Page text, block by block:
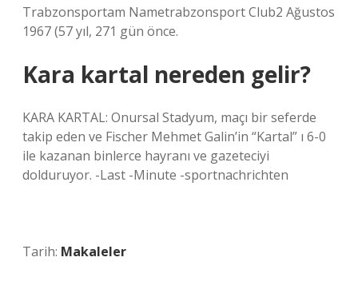
Trabzonsportam Nametrabzonsport Club2 Ağustos
1967 (57 yıl, 271 gün önce.
Kara kartal nereden gelir?
KARA KARTAL: Onursal Stadyum, maçı bir seferde
takip eden ve Fischer Mehmet Galin’in “Kartal” ı 6-0
ile kazanan binlerce hayranı ve gazeteciyi
dolduruyor. -Last -Minute -sportnachrichten
Tarih: Makaleler